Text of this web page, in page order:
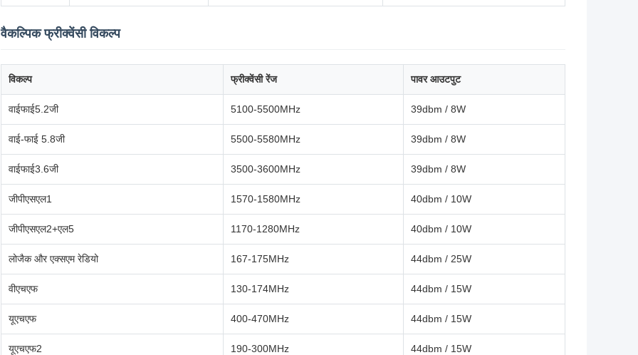
वैकल्पिक फ्रीक्वेंसी विकल्प
विकल्प फ्रीक्वेंसी रेंज पावर आउटपुट
वाईफाई5.2जी 5100-5500MHz 39dbm / 8W
वाई-फाई 5.8जी 5500-5580MHz 39dbm / 8W
वाईफाई3.6जी 3500-3600MHz 39dbm / 8W
जीपीएसएल1 1570-1580MHz 40dbm / 10W
जीपीएसएल2+एल5 1170-1280MHz 40dbm / 10W
लोजैक और एक्सएम रेडियो 167-175MHz 44dbm / 25W
वीएचएफ 130-174MHz 44dbm / 15W
यूएचएफ 400-470MHz 44dbm / 15W
यूएचएफ2 190-300MHz 44dbm / 15W